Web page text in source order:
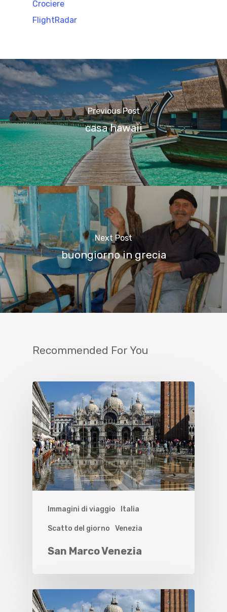
Crociere
FlightRadar
Previous Post
casa hawaii
Next Post
buongiorno in grecia
Recommended For You
Immagini di viaggio Italia
Scatto del giorno Venezia
San Marco Venezia